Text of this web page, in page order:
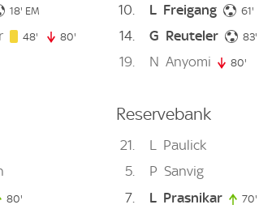
18' 18. minute
EM
48' 48. minute
80' 80. minute
80'
10 L Freigang 61'
14 G Reuteler 83'
19 N Anyomi 80'
Reservebank
21 L Paulick
5
P Sanvig
7
L Prasnikar 70'